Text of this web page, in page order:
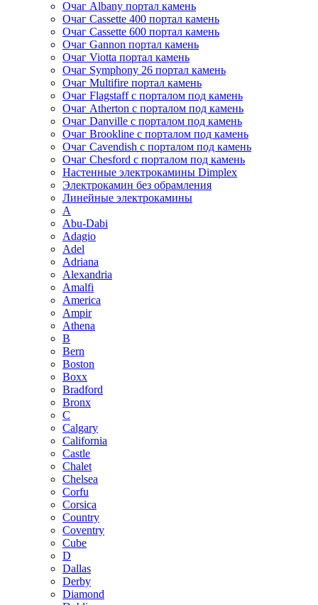
Очаг Albany портал камень
Очаг Cassette 400 портал камень
Очаг Cassette 600 портал камень
Очаг Gannon портал камень
Очаг Viotta портал камень
Очаг Symphony 26 портал камень
Очаг Multifire портал камень
Очаг Flagstaff с порталом под камень
Очаг Atherton с порталом под камень
Очаг Danville с порталом под камень
Очаг Brookline с порталом под камень
Очаг Cavendish с порталом под камень
Очаг Chesford с порталом под камень
Настенные электрокамины Dimplex
Электрокамин без обрамления
Линейные электрокамины
A
Abu-Dabi
Adagio
Adel
Adriana
Alexandria
Amalfi
America
Ampir
Athena
B
Bern
Boston
Boxx
Bradford
Bronx
C
Calgary
California
Castle
Chalet
Chelsea
Corfu
Corsica
Country
Coventry
Cube
D
Dallas
Derby
Diamond